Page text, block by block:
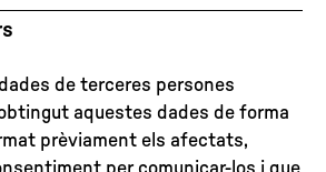
de terceres persones
aquestes dades de forma
prèviament els afectats,